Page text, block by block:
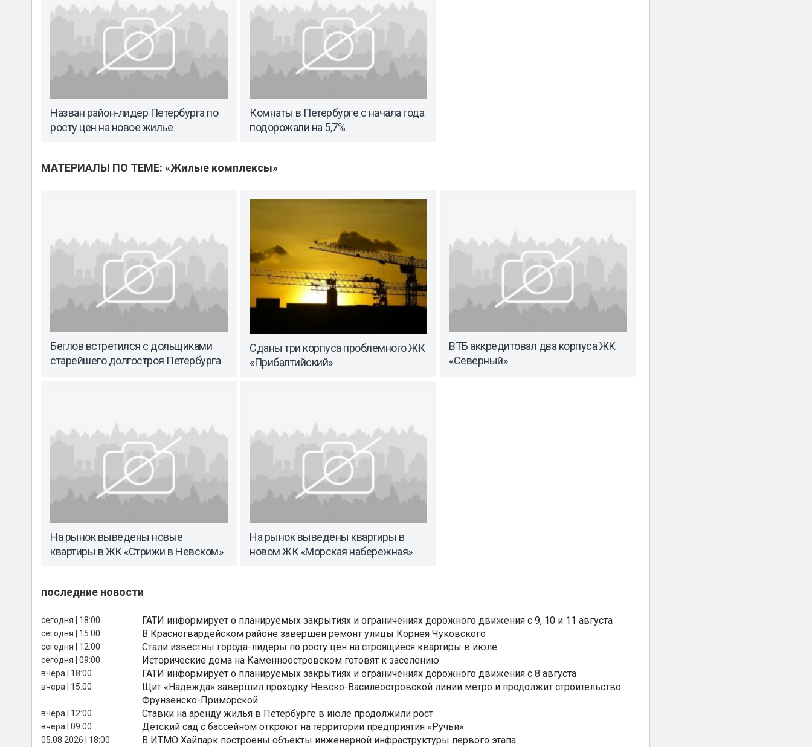
Назван район-лидер Петербурга по
росту цен на новое жилье
Комнаты в Петербурге с начала года
подорожали на 5,7%
МАТЕРИАЛЫ ПО ТЕМЕ: «Жилые комплексы»
Беглов встретился с дольщиками
старейшего долгостроя Петербурга
Сданы три корпуса проблемного ЖК
«Прибалтийский»
ВТБ аккредитовал два корпуса ЖК
«Северный»
На рынок выведены новые
квартиры в ЖК «Стрижи в Невском»
На рынок выведены квартиры в
новом ЖК «Морская набережная»
последние новости
сегодня | 18:00 ГАТИ информирует о планируемых закрытиях и ограничениях дорожного движения с 9, 10 и 11 августа
сегодня | 15:00 В Красногвардейском районе завершен ремонт улицы Корнея Чуковского
сегодня | 12:00 Стали известны города-лидеры по росту цен на строящиеся квартиры в июле
сегодня | 09:00 Исторические дома на Каменноостровском готовят к заселению
вчера | 18:00 ГАТИ информирует о планируемых закрытиях и ограничениях дорожного движения с 8 августа
вчера | 15:00
Щит «Надежда» завершил проходку Невско-Василеостровской линии метро и продолжит строительство
Фрунзенско-Приморской
вчера | 12:00 Ставки на аренду жилья в Петербурге в июле продолжили рост
вчера | 09:00 Детский сад с бассейном откроют на территории предприятия «Ручьи»
05.08.2026 | 18:00 В ИТМО Хайпарк построены объекты инженерной инфраструктуры первого этапа